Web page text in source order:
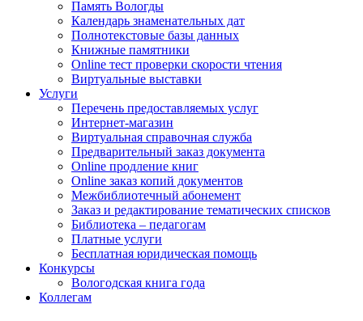
Память Вологды
Календарь знаменательных дат
Полнотекстовые базы данных
Книжные памятники
Online тест проверки скорости чтения
Виртуальные выставки
Услуги
Перечень предоставляемых услуг
Интернет-магазин
Виртуальная справочная служба
Предварительный заказ документа
Online продление книг
Online заказ копий документов
Межбиблиотечный абонемент
Заказ и редактирование тематических списков
Библиотека – педагогам
Платные услуги
Бесплатная юридическая помощь
Конкурсы
Вологодская книга года
Коллегам